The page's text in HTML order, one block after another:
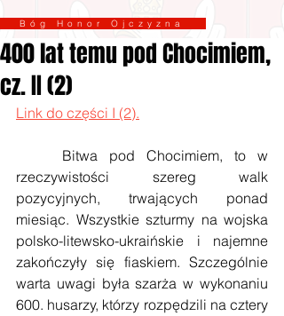
Honor Ojczyzna
400 lat temu pod Chocimiem,
cz. II (2)
Link do części I (2).
rzeczywistości szereg walk
pozycyjnych, trwających ponad
miesiąc. Wszystkie szturmy na wojska
polsko-litewsko-ukraińskie i najemne
zakończyły się fiaskiem. Szczególnie
warta uwagi była szarża w wykonaniu
600. husarzy, którzy rozpędzili na cztery